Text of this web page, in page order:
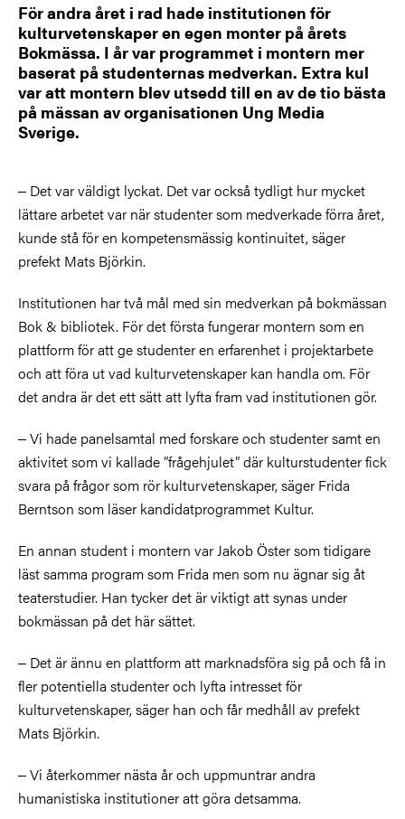
För andra året i rad hade institutionen för
kulturvetenskaper en egen monter på årets
Bokmässa. I år var programmet i montern mer
baserat på studenternas medverkan. Extra kul
var att montern blev utsedd till en av de tio bästa
på mässan av organisationen Ung Media
Sverige.
‒ Det var väldigt lyckat. Det var också tydligt hur mycket
lättare arbetet var när studenter som medverkade förra året,
kunde stå för en kompetensmässig kontinuitet, säger
prefekt Mats Björkin.
Institutionen har två mål med sin medverkan på bokmässan
Bok & bibliotek. För det första fungerar montern som en
plattform för att ge studenter en erfarenhet i projektarbete
och att föra ut vad kulturvetenskaper kan handla om. För
det andra är det ett sätt att lyfta fram vad institutionen gör.
‒ Vi hade panelsamtal med forskare och studenter samt en
aktivitet som vi kallade ”frågehjulet” där kulturstudenter fick
svara på frågor som rör kulturvetenskaper, säger Frida
Berntson som läser kandidatprogrammet Kultur.
En annan student i montern var Jakob Öster som tidigare
läst samma program som Frida men som nu ägnar sig åt
teaterstudier. Han tycker det är viktigt att synas under
bokmässan på det här sättet.
‒ Det är ännu en plattform att marknadsföra sig på och få in
fler potentiella studenter och lyfta intresset för
kulturvetenskaper, säger han och får medhåll av prefekt
Mats Björkin.
‒ Vi återkommer nästa år och uppmuntrar andra
humanistiska institutioner att göra detsamma.